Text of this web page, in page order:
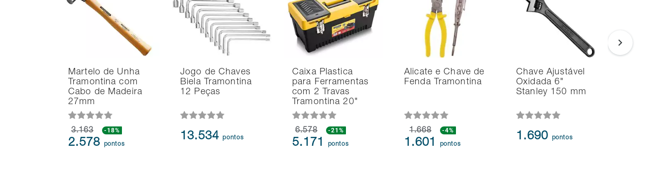
Martelo de Unha
Tramontina com
Cabo de Madeira
27mm
3.163 -18%
2.578 pontos
Jogo de Chaves
Biela Tramontina
12 Peças
13.534pontos
Caixa Plastica
para Ferramentas
com 2 Travas
Tramontina 20"
6.578 -21%
5.171 pontos
Alicate e Chave de
Fenda Tramontina
1.668 -4%
1.601 pontos
Chave Ajustável
Oxidada 6"
Stanley 150 mm
1.690 pontos